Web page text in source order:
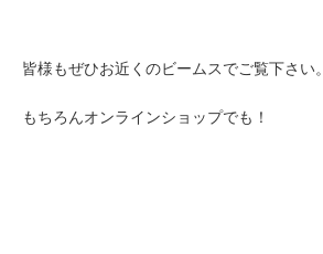
皆様もぜひお近くのビームスでご覧下さい。
もちろんオンラインショップでも！